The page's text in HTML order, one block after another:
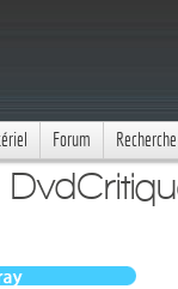
Forum Recherche